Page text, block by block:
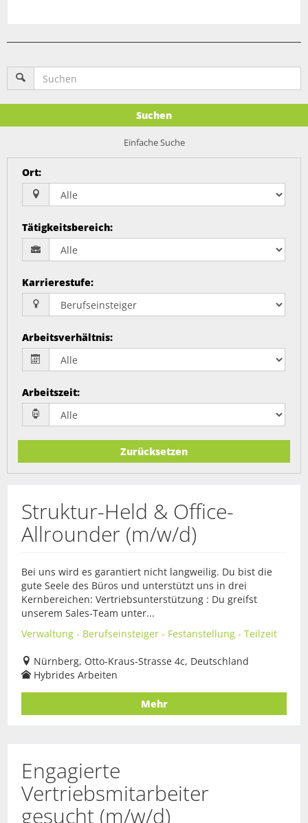
Suchen
Einfache Suche
Ort:
Tätigkeitsbereich:
Karrierestufe:
Arbeitsverhältnis:
Arbeitszeit:
Zurücksetzen
Struktur-Held & Office-
Allrounder (m/w/d)
Bei uns wird es garantiert nicht langweilig. Du bist die
gute Seele des Büros und unterstützt uns in drei
Kernbereichen: Vertriebsunterstützung : Du greifst
unserem Sales-Team unter...
Verwaltung - Berufseinsteiger - Festanstellung - Teilzeit
Nürnberg, Otto-Kraus-Strasse 4c, Deutschland
Hybrides Arbeiten
Mehr
Engagierte
Vertriebsmitarbeiter
gesucht (m/w/d)